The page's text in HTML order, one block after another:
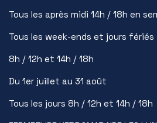
Tous les après midi 14h / 18h en
Tous les week-ends et jours fériés
8h / 12h et 14h / 18h
Du 1er juillet au 31 août
Tous les jours 8h / 12h et 14h / 18h